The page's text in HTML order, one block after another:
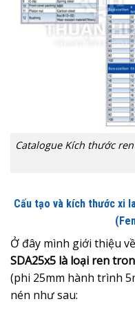
Catalogue Kích thước
Cấu tạo và kích thước xi
Ở đây mình giới thiệu
SDA25x5 là loại ren
(phi 25mm hành trình
nén như sau: